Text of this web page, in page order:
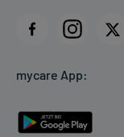
Datenschutz
Rückgabe/Widerruf
mycare App: